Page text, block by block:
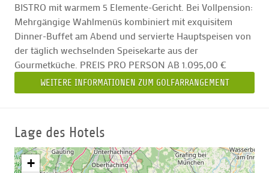
BISTRO mit warmem 5 Elemente-Gericht. Bei Vollpension:
Mehrgängige Wahlmenüs kombiniert mit exquisitem
Dinner-Buffet am Abend und servierte Hauptspeisen von
der täglich wechselnden Speisekarte aus der
Gourmetküche. PREIS PRO PERSON AB 1.095,00 €
WEITERE INFORMATIONEN ZUM GOLFARRANGEMENT
Lage des Hotels
+